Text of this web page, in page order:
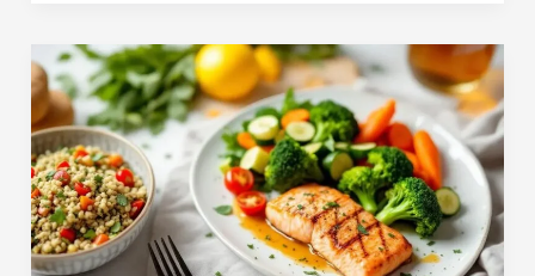
Repas
pour
maigrir
le
soir
:
idées